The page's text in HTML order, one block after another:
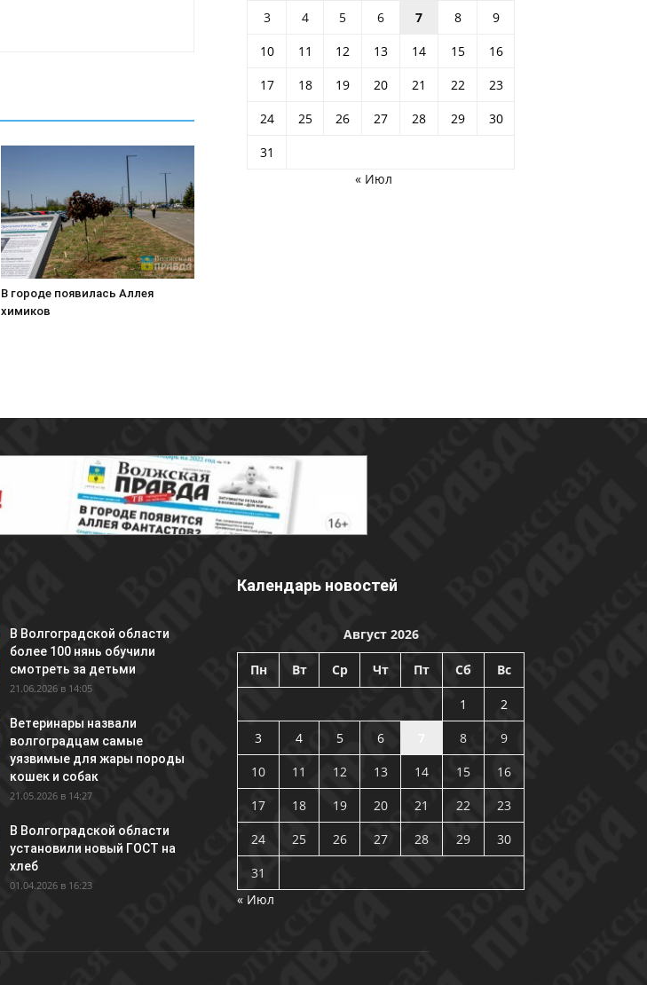
В городе появилась Аллея
химиков
3
4 5 6 7 8
9
10
11 12 13 14 15
16
17
18 19 20 21 22
23
24
25 26 27 28 29
30
31
« Июл
В Волгоградской области
более 100 нянь обучили
смотреть за детьми
21.06.2026 в 14:05
Ветеринары назвали
волгоградцам самые
уязвимые для жары породы
кошек и собак
21.05.2026 в 14:27
В Волгоградской области
установили новый ГОСТ на
хлеб
01.04.2026 в 16:23
Календарь новостей
Август 2026
Пн Вт Ср Чт Пт Сб Вс
1
2
3
4 5 6 8
9
10
11 12 13 14 15
16
17
18 19 20 21 22
23
24
25 26 27 28 29
30
31
« Июл